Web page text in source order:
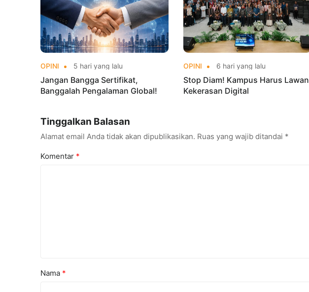
OPINI 5 hari yang lalu
Jangan Bangga Sertifikat,
Banggalah Pengalaman Global!
OPINI 6 hari yang lalu
Stop Diam! Kampus Harus Lawan
Kekerasan Digital
Tinggalkan Balasan
Alamat email Anda tidak akan dipublikasikan. Ruas yang wajib ditandai *
Komentar *
Nama *